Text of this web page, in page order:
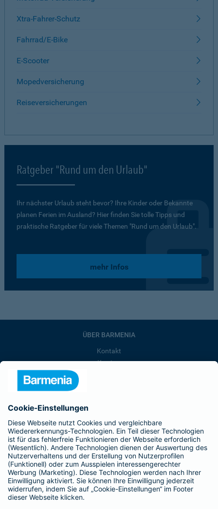
Xtra-Fahrer-Schutz
Fahrrad/E-Bike
E-Scooter
Mopedversicherung
Reiseversicherungen
Ratgeber "Rund um den Urlaub"
Ihr nächster Urlaub steht bevor? Ihre Kinder oder Bekannte
planen Ferien im Ausland? Hier finden Sie tolle Tipps und
praktische Ratgeber für viele Themen "Rund um den Urlaub".
mehr Infos
ÜBER BARMENIA
Kontakt
Karriere
Affiliate-Partner werden
Barmenia ist Teil der BarmeniaGothaer
BELIEBTE SEITEN
Kranken-Zusatzversicherung
Tierversicherungen
Haftpflichtversicherung
Hausratversicherung